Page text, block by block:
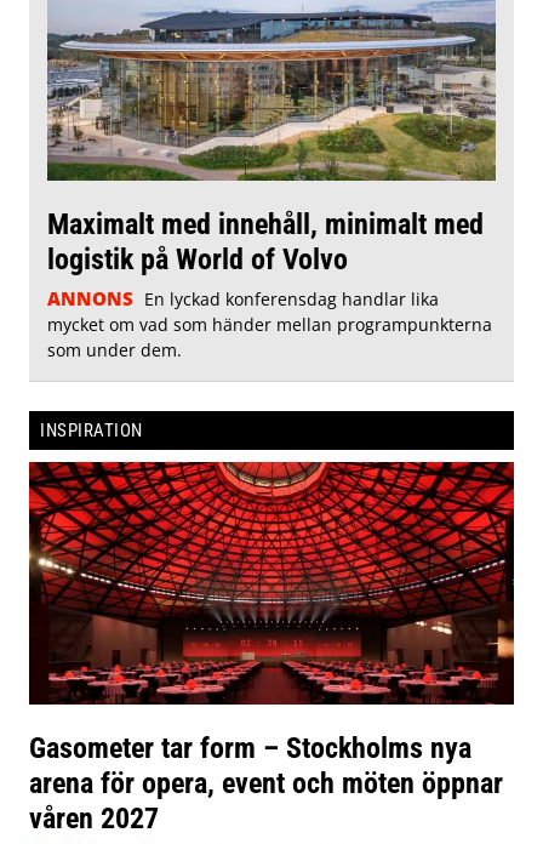
Maximalt med innehåll, minimalt med
logistik på World of Volvo
ANNONS En lyckad konferensdag handlar lika
mycket om vad som händer mellan programpunkterna
som under dem.
INSPIRATION
Gasometer tar form – Stockholms nya
arena för opera, event och möten öppnar
våren 2027